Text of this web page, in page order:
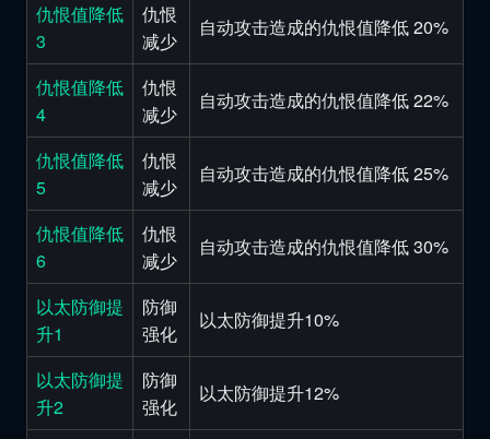
仇恨值降低
3
仇恨
减少
自动攻击造成的仇恨值降低 20%
仇恨值降低
4
仇恨
减少
自动攻击造成的仇恨值降低 22%
仇恨值降低
5
仇恨
减少
自动攻击造成的仇恨值降低 25%
仇恨值降低
6
仇恨
减少
自动攻击造成的仇恨值降低 30%
以太防御提
升1
防御
强化
以太防御提升10%
以太防御提
升2
防御
强化
以太防御提升12%